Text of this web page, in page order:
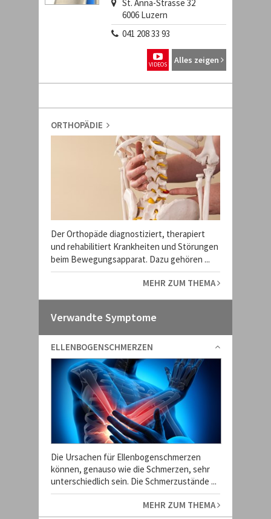
St. Anna-Strasse 32
6006 Luzern
041 208 33 93
Alles zeigen
VIDEOS
ORTHOPÄDIE
Der Orthopäde diagnostiziert, therapiert
und rehabilitiert Krankheiten und Störungen
beim Bewegungsapparat. Dazu gehören ...
MEHR ZUM THEMA
Verwandte Symptome
ELLENBOGENSCHMERZEN
Die Ursachen für Ellenbogenschmerzen
können, genauso wie die Schmerzen, sehr
unterschiedlich sein. Die Schmerzustände ...
MEHR ZUM THEMA